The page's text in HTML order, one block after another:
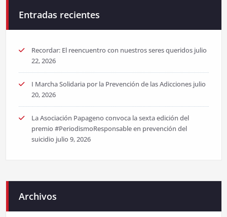
Entradas recientes
Recordar: El reencuentro con nuestros seres queridos julio
22, 2026
I Marcha Solidaria por la Prevención de las Adicciones julio
20, 2026
La Asociación Papageno convoca la sexta edición del
premio #PeriodismoResponsable en prevención del
suicidio julio 9, 2026
Archivos